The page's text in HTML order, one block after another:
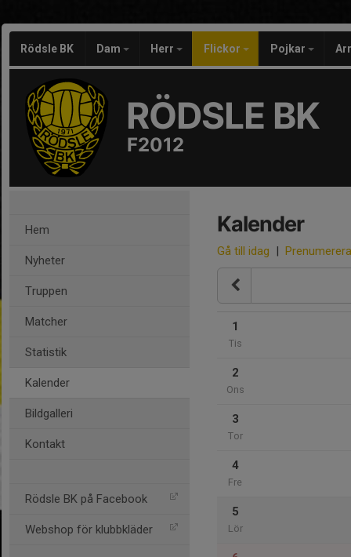
Rödsle BK Dam Herr Flickor Pojkar
RÖDSLE BK
F2012
Hem
Nyheter
Truppen
Matcher
Statistik
Kalender
Bildgalleri
Kontakt
Rödsle BK på Facebook
Webshop för klubbkläder
Kalender
Gå till idag | Prenumerera
1
Tis
2
Ons
3
Tor
4
Fre
5
Lör